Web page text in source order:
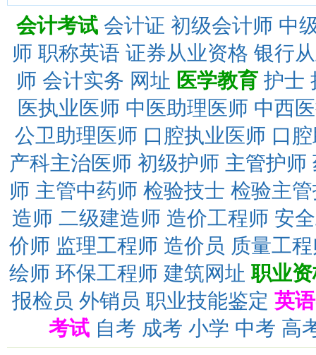
会计考试 会计证 初级会计师 中
师 职称英语 证券从业资格 银行
师 会计实务 网址 医学教育 护士
医执业医师 中医助理医师 中西
公卫助理医师 口腔执业医师 口
产科主治医师 初级护师 主管护师
师 主管中药师 检验技士 检验主
造师 二级建造师 造价工程师 安
价师 监理工程师 造价员 质量工
绘师 环保工程师 建筑网址 职业
报检员 外销员 职业技能鉴定 英
考试 自考 成考 小学 中考 高